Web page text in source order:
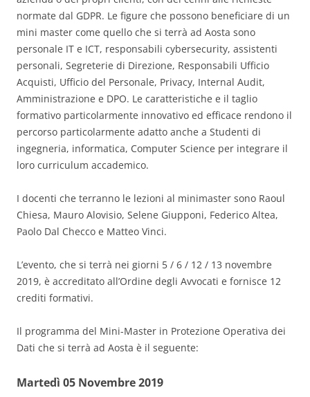
normate dal GDPR. Le figure che possono beneficiare di un
mini master come quello che si terrà ad Aosta sono
personale IT e ICT, responsabili cybersecurity, assistenti
personali, Segreterie di Direzione, Responsabili Ufficio
Acquisti, Ufficio del Personale, Privacy, Internal Audit,
Amministrazione e DPO. Le caratteristiche e il taglio
formativo particolarmente innovativo ed efficace rendono il
percorso particolarmente adatto anche a Studenti di
ingegneria, informatica, Computer Science per integrare il
loro curriculum accademico.
I docenti che terranno le lezioni al minimaster sono Raoul
Chiesa, Mauro Alovisio, Selene Giupponi, Federico Altea,
Paolo Dal Checco e Matteo Vinci.
L’evento, che si terrà nei giorni 5 / 6 / 12 / 13 novembre
2019, è accreditato all’Ordine degli Avvocati e fornisce 12
crediti formativi.
Il programma del Mini-Master in Protezione Operativa dei
Dati che si terrà ad Aosta è il seguente:
Martedì 05 Novembre 2019